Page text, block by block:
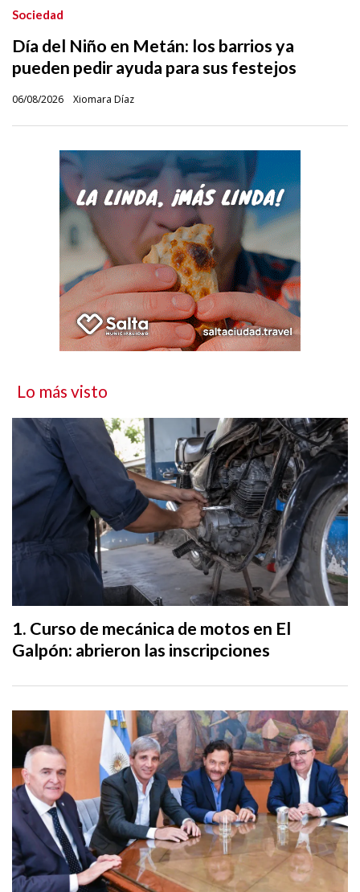
Día del Niño en Metán: los barrios ya
pueden pedir ayuda para sus festejos
Xiomara Díaz
Sociedad
06/08/2026
Lo más visto
Curso de mecánica de motos en El
Galpón: abrieron las inscripciones